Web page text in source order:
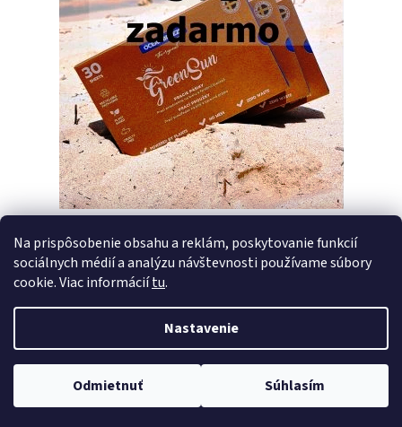
Na prispôsobenie obsahu a reklám, poskytovanie funkcií
sociálnych médií a analýzu návštevnosti používame súbory
cookie. Viac informáciítu.
Nastavenie
Odmietnuť Súhlasím
PREDCHÁDZAJÚCI ČLÁNOK
Copyright 2026Pracie pásiky GreenSun. Všetky práva vyhradené.
Upraviť nastavenie cookies